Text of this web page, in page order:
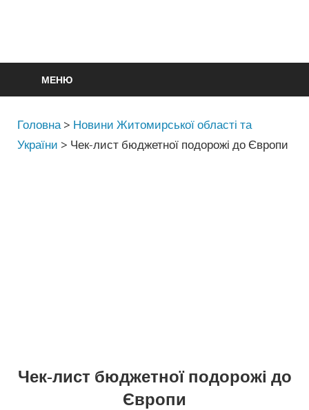
МЕНЮ
Головна > Новини Житомирської області та
України > Чек-лист бюджетної подорожі до Європи
Чек-лист бюджетної подорожі до
Європи